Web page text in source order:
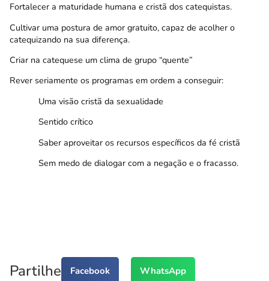
Fortalecer a maturidade humana e cristã dos catequistas.
Cultivar uma postura de amor gratuito, capaz de acolher o
catequizando na sua diferença.
Criar na catequese um clima de grupo “quente”
Rever seriamente os programas em ordem a conseguir:
Uma visão cristã da sexualidade
Sentido crítico
Saber aproveitar os recursos específicos da fé cristã
Sem medo de dialogar com a negação e o fracasso.
Partilhe Facebook WhatsApp